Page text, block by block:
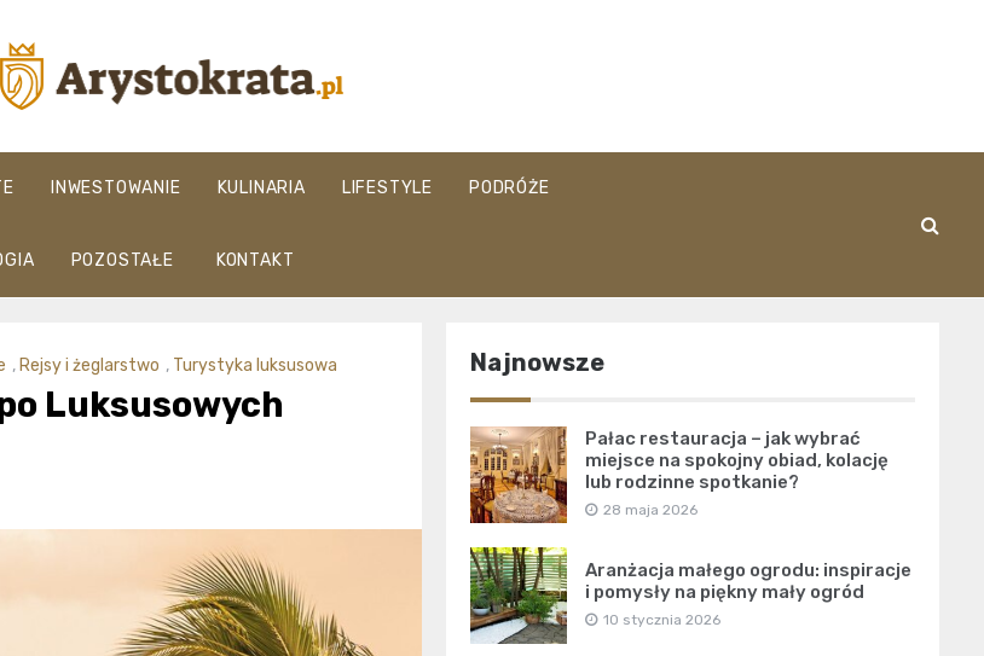
arystokrata.pl
INWESTOWANIE KULINARIA LIFESTYLE PODRÓŻE
POZOSTAŁE KONTAKT
, Rejsy i żeglarstwo , Turystyka luksusowa
Luksusowych
Najnowsze
Pałac restauracja – jak wybrać
miejsce na spokojny obiad, kolację
lub rodzinne spotkanie?
28 maja 2026
Aranżacja małego ogrodu: inspiracje
i pomysły na piękny mały ogród
10 stycznia 2026